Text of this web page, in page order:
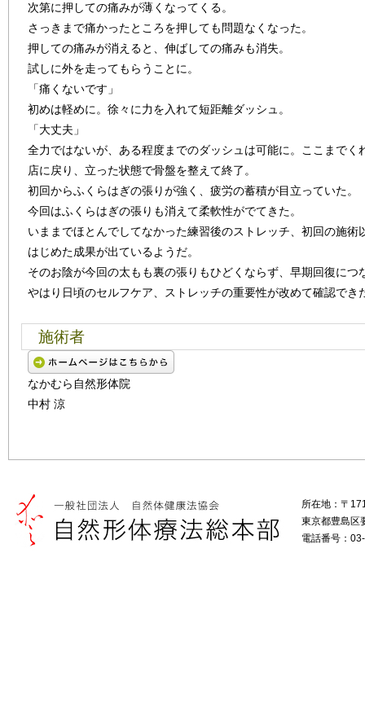
次第に押しての痛みが薄くなってくる。
さっきまで痛かったところを押しても問題なくなった。
押しての痛みが消えると、伸ばしての痛みも消失。
試しに外を走ってもらうことに。
「痛くないです」
初めは軽めに。徐々に力を入れて短距離ダッシュ。
「大丈夫」
全力ではないが、ある程度までのダッシュは可能に。ここまでく
店に戻り、立った状態で骨盤を整えて終了。
初回からふくらはぎの張りが強く、疲労の蓄積が目立っていた。
今回はふくらはぎの張りも消えて柔軟性がでてきた。
いままでほとんでしてなかった練習後のストレッチ、初回の施
はじめた成果が出ているようだ。
そのお陰が今回の太もも裏の張りもひどくならず、早期回復につ
やはり日頃のセルフケア、ストレッチの重要性が改めて確認でき
施術者
なかむら自然形体院
中村 涼
所在地：〒
東京都豊島区
電話番号：